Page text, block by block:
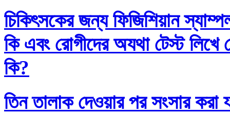
চিকিৎসকের জন্য ফিজিশিয়ান
কি এবং রোগীদের অযথা টেস্ট লিখে
কি?
তিন তালাক দেওয়ার পর সংসার করা